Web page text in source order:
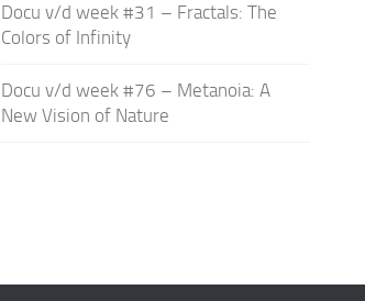
Docu v/d week #31 – Fractals: The
Colors of Infinity
Docu v/d week #76 – Metanoia: A
New Vision of Nature